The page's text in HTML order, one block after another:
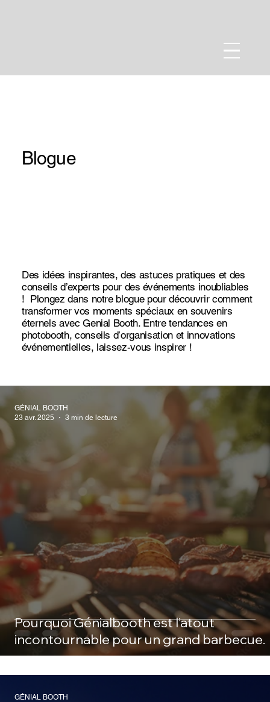
Blogue
Des idées inspirantes, des astuces pratiques et des
conseils d’experts pour des événements inoubliables
! Plongez dans notre blogue pour découvrir comment
transformer vos moments spéciaux en souvenirs
éternels avec Genial Booth. Entre tendances en
photobooth, conseils d’organisation et innovations
événementielles, laissez-vous inspirer !
Pourquoi Génialbooth est l’atout
incontournable pour un grand barbecue.
GÉNIAL BOOTH
23 avr. 2025
3 min de lecture
GÉNIAL BOOTH